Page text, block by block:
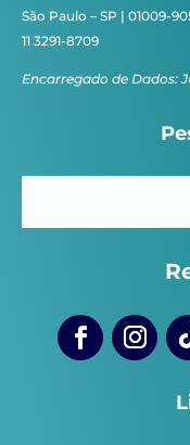
São Paulo – SP | 01009-
11 3291-8709
Encarregado de Dados: